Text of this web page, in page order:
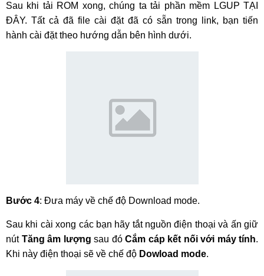
Sau khi tải ROM xong, chúng ta tải phần mềm LGUP TẠI
ĐÂY. Tất cả đã file cài đặt đã có sẵn trong link, bạn tiến
hành cài đặt theo hướng dẫn bên hình dưới.
Bước 4: Đưa máy về chế độ Download mode.
Sau khi cài xong các bạn hãy tắt nguồn điện thoại và ấn giữ
nút Tăng âm lượng sau đó Cắm cáp kết nối với máy tính.
Khi này điện thoại sẽ về chế độ Dowload mode.